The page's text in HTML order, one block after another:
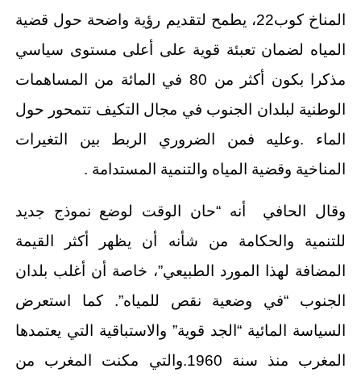
المناخ كوب22، يطمح لتقديم رؤية واضحة حول قضية
المياه لضمان تعبئة قوية على أعلى مستوى سياسي
مذكرا بكون أكثر من 80 في المائة من المساهمات
الوطنية لبلدان الجنوب في مجال التكيف تتمحور حول
الماء .وعليه فمن الضروري الربط بين التغيرات
المناخية وقضية المياه والتنمية المستدامة .
وقال الحافي أنه “حان الوقت لوضع نموذج جديد
للتنمية والحكامة من شأنه أن يظهر أكثر القيمة
المضافة لهذا المورد الطبيعي”، خاصة أن أغلب بلدان
الجنوب “في وضعية نقص للمياه”. كما استعرض
السياسة المائية “الجد قوية” والاستباقية التي يعتمدها
المغرب منذ سنة 1960.والتي مكنت المغرب من